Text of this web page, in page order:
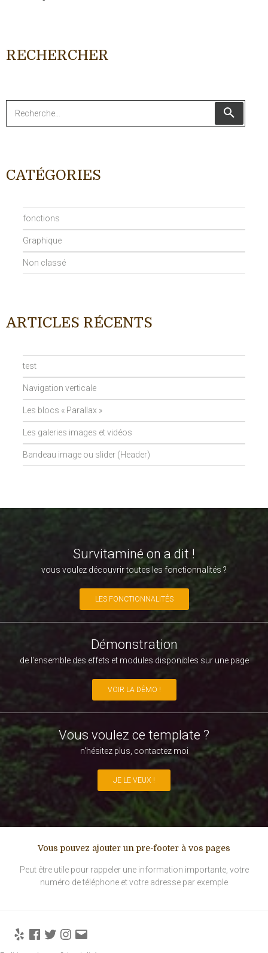
RECHERCHER
Recherche
pour
:
CATÉGORIES
fonctions
Graphique
Non classé
ARTICLES RÉCENTS
test
Navigation verticale
Les blocs « Parallax »
Les galeries images et vidéos
Bandeau image ou slider (Header)
Survitaminé on a dit !
vous voulez découvrir toutes les fonctionnalités ?
LES FONCTIONNALITÉS
Démonstration
de l'ensemble des effets et modules disponibles sur une page
VOIR LA DÉMO !
Vous voulez ce template ?
n'hésitez plus, contactez moi
JE LE VEUX !
Vous pouvez ajouter un pre-footer à vos pages
Peut être utile pour rappeler une information importante, votre
numéro de téléphone et votre adresse par exemple
Yelp FacebookTwitterInstagram
E-
mail